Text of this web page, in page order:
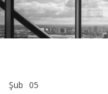
Şub 05